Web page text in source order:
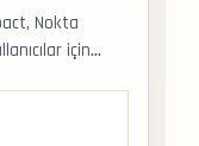
Nokta
için
konforuna